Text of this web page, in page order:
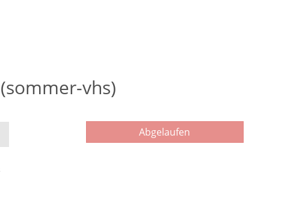
vhs)
Abgelaufen